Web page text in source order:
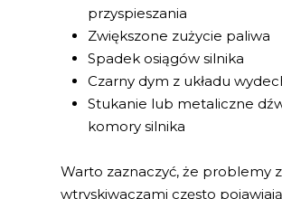
przyspieszania
Zwiększone zużycie paliwa
Spadek osiągów silnika
Czarny dym z układu
Stukanie lub metaliczne
komory silnika
Warto zaznaczyć, że problemy z
wtryskiwaczami często